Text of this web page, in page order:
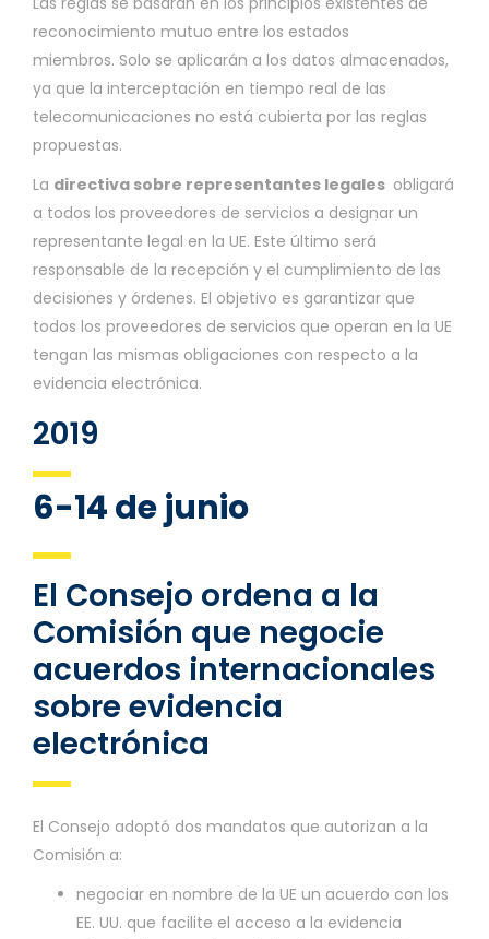
reconocimiento mutuo entre los estados
miembros. Solo se aplicarán a los datos almacenados,
ya que la interceptación en tiempo real de las
telecomunicaciones no está cubierta por las reglas
propuestas.
La directiva sobre representantes legales obligará
a todos los proveedores de servicios a designar un
representante legal en la UE. Este último será
responsable de la recepción y el cumplimiento de las
decisiones y órdenes. El objetivo es garantizar que
todos los proveedores de servicios que operan en la UE
tengan las mismas obligaciones con respecto a la
evidencia electrónica.
2019
6-14 de junio
El Consejo ordena a la
Comisión que negocie
acuerdos internacionales
sobre evidencia
electrónica
El Consejo adoptó dos mandatos que autorizan a la
Comisión a:
negociar en nombre de la UE un acuerdo con los
EE. UU. que facilite el acceso a la evidencia